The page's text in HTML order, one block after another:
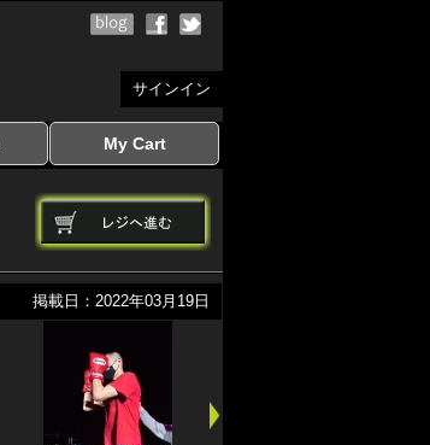
サインイン
My Cart
カートを見る
掲載日：2022年03月19日